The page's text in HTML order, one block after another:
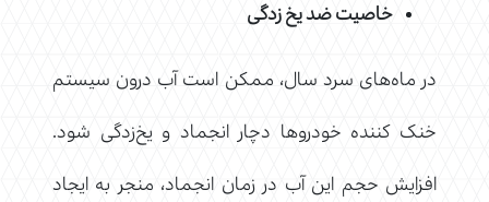
خاصیت ضد یخ زدگی
در ماه‌های سرد سال، ممکن است آب درون سیستم
خنک‌ کننده خودروها دچار انجماد و یخ‌زدگی شود.
افزایش حجم این آب در زمان انجماد، منجر به ایجاد